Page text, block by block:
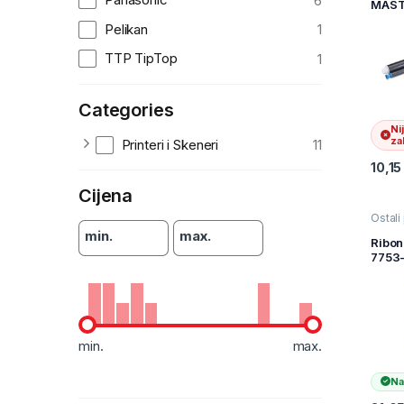
printer
10,15
Ostali
ispis,
printer
300
/
Pelikan
1
TTP TipTop
1
Categories
Printeri i Skeneri 11
Cijena
min. max.
min. max.